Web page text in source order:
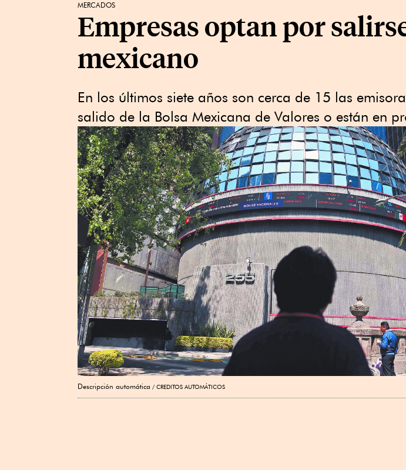
MERCADOS
Empresas optan por
mexicano
En los últimos siete años son cerca de 15 las
salido de la Bolsa Mexicana de Valores o están en
Descripción automática CREDITOS AUTOMÁTICOS